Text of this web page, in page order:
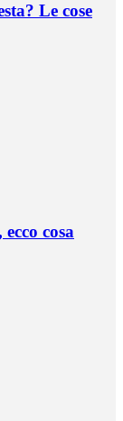
Le cose
cosa